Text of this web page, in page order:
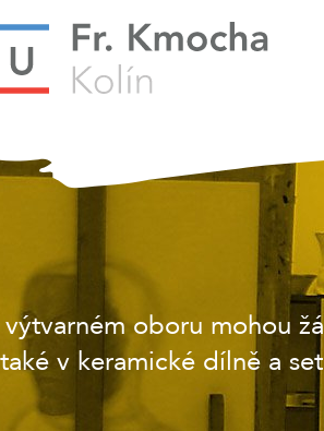
výtvarném oboru mohou
také v keramické dílně a